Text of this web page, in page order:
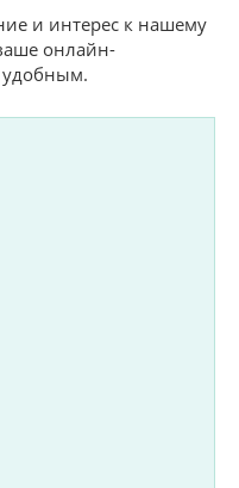
и интерес к нашему
онлайн-
удобным.